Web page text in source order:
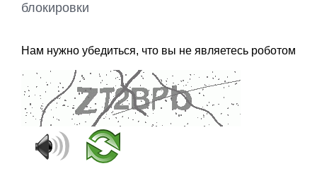
блокировки
Нам нужно убедиться, что вы не являетесь роботом